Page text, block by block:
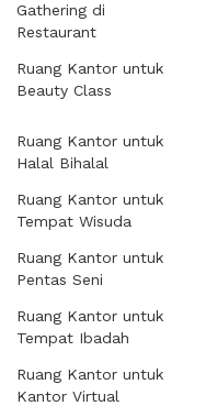
Gathering di
Restaurant
Ruang Kantor untuk
Beauty Class
Ruang Kantor untuk
Halal Bihalal
Ruang Kantor untuk
Tempat Wisuda
Ruang Kantor untuk
Pentas Seni
Ruang Kantor untuk
Tempat Ibadah
Ruang Kantor untuk
Kantor Virtual